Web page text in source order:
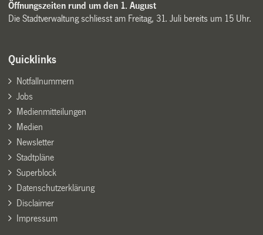
Öffnungszeiten rund um den 1. August
Die Stadtverwaltung schliesst am Freitag, 31. Juli bereits um 15 Uhr.
Quicklinks
Notfallnummern
Jobs
Medienmitteilungen
Medien
Newsletter
Stadtpläne
Superblock
Datenschutzerklärung
Disclaimer
Impressum